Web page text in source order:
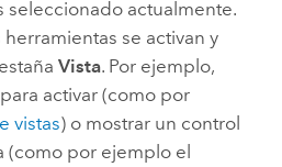
actualmente.
se activan y
Vista. Por ejemplo,
activar (como por
vistas) o mostrar un control
(como por ejemplo el